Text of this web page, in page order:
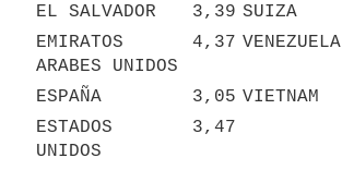
EL SALVADOR
3,39 SUIZA
EMIRATOS
ARABES UNIDOS
4,37 VENEZUELA
ESPAÑA 3,05 VIETNAM
ESTADOS
UNIDOS
3,47